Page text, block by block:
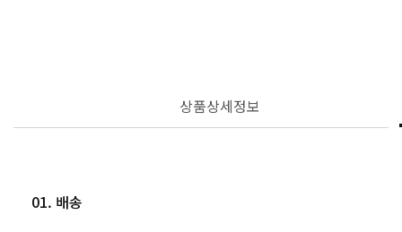
상품상세정보
01. 배송